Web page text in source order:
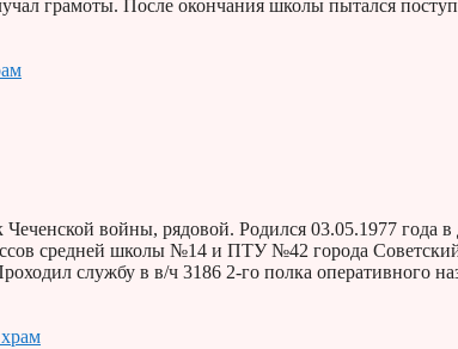
грамоты. После окончания школы пытался
войны, рядовой. Родился 03.05.1977 года
средней школы №14 и ПТУ №42 города
службу в в/ч 3186 2-го полка